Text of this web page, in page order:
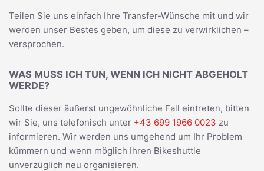
Teilen Sie uns einfach Ihre Transfer-Wünsche mit und wir
werden unser Bestes geben, um diese zu verwirklichen –
versprochen.
WAS MUSS ICH TUN, WENN ICH NICHT ABGEHOLT
WERDE?
Sollte dieser äußerst ungewöhnliche Fall eintreten, bitten
wir Sie, uns telefonisch unter +43 699 1966 0023 zu
informieren. Wir werden uns umgehend um Ihr Problem
kümmern und wenn möglich Ihren Bikeshuttle
unverzüglich neu organisieren.